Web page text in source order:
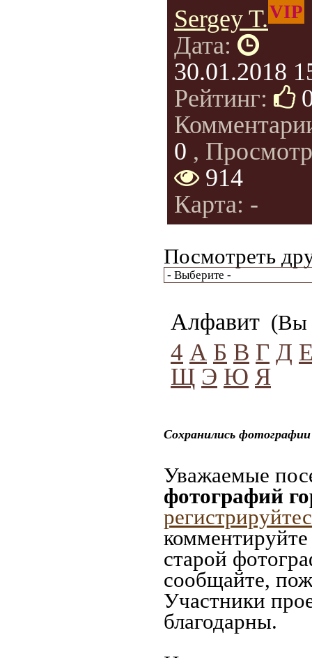
Sergey T.VIP
Дата:
30.01.2018
Рейтинг:
0 ,
914
Карта: -
Посмотреть
Алфавит (Вы
4 А Б В Г Д
Щ Э Ю Я
Сохранились
Уважаемые
фотографий
старой
сообщайте,
Участники
благодарны.